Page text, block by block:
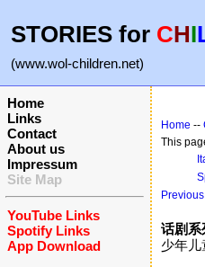
STORIES for CHI
(www.wol-children.net)
Home
Links
Contact
About us
Impressum
Site Map
YouTube Links
Spotify Links
App Download
Home --
This
话剧
少年儿